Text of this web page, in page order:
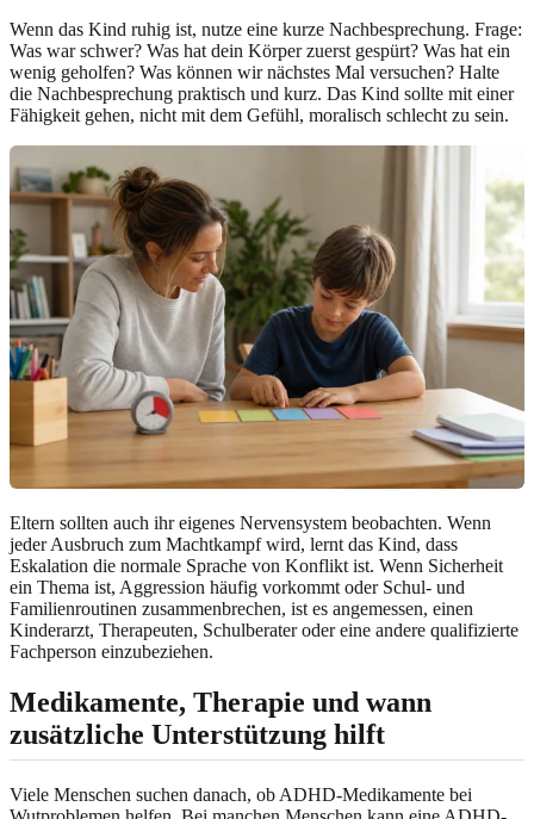
Wenn das Kind ruhig ist, nutze eine kurze Nachbesprechung. Frage:
Was war schwer? Was hat dein Körper zuerst gespürt? Was hat ein
wenig geholfen? Was können wir nächstes Mal versuchen? Halte
die Nachbesprechung praktisch und kurz. Das Kind sollte mit einer
Fähigkeit gehen, nicht mit dem Gefühl, moralisch schlecht zu sein.
Eltern sollten auch ihr eigenes Nervensystem beobachten. Wenn
jeder Ausbruch zum Machtkampf wird, lernt das Kind, dass
Eskalation die normale Sprache von Konflikt ist. Wenn Sicherheit
ein Thema ist, Aggression häufig vorkommt oder Schul- und
Familienroutinen zusammenbrechen, ist es angemessen, einen
Kinderarzt, Therapeuten, Schulberater oder eine andere qualifizierte
Fachperson einzubeziehen.
Medikamente, Therapie und wann
zusätzliche Unterstützung hilft
Viele Menschen suchen danach, ob ADHD-Medikamente bei